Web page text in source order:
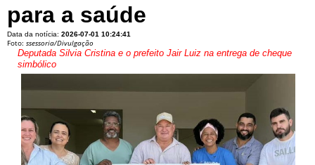
para a saúde
Data da notícia: 2026-07-01 10:24:41
Foto: ssessoria/Divulgação
Deputada Silvia Cristina e o prefeito Jair Luiz na entrega de cheque
simbólico